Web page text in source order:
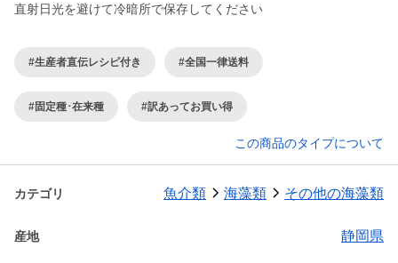
直射日光を避けて冷暗所で保存してください
#生産者直伝レシピ付き #全国一律送料
#固定種･在来種 #訳あってお買い得
この商品のタイプについて
カテゴリ 魚介類 海藻類 その他の海藻類
産地 静岡県